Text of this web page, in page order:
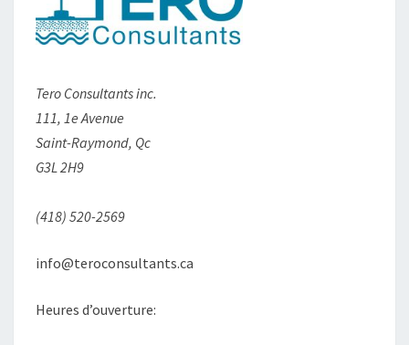
Tero Consultants inc.
111, 1e Avenue
Saint-Raymond, Qc
G3L 2H9
(418) 520-2569
info@teroconsultants.ca
Heures d’ouverture: